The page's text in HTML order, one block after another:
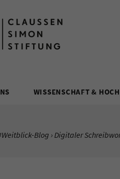
WISSENSCHAFT &
SICH HIER:
Blog Aktuelle Seite:
Digitaler